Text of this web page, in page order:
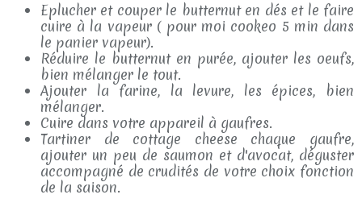
Eplucher et couper le butternut en dés et le faire
cuire à la vapeur ( pour moi cookeo 5 min dans
le panier vapeur).
Réduire le butternut en purée, ajouter les oeufs,
bien mélanger le tout.
Ajouter la farine, la levure, les épices, bien
mélanger.
Cuire dans votre appareil à gaufres.
Tartiner de cottage cheese chaque gaufre,
ajouter un peu de saumon et d'avocat, déguster
accompagné de crudités de votre choix fonction
de la saison.